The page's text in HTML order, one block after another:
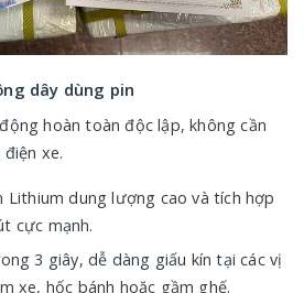
dây dùng pin
hoàn toàn độc lập, không cần
xe.
Lithium dung lượng cao và tích hợp
cực mạnh.
3 giây, dễ dàng giấu kín tại các vị
xe, hốc bánh hoặc gầm ghế.